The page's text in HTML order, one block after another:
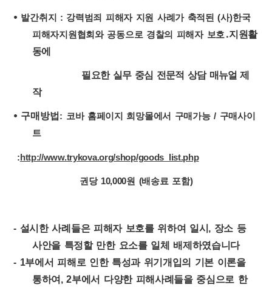
⦁ 발간취지 : 강력범죄 피해자 지원 사례가 축적된(사)한국
피해자지원협회와 공동으로 경찰의 피해자 보호․지원활
동에
필요한 실무 중심 전문적 상담 매뉴얼 제
작
⦁ 구매방법 : 코바 홈페이지 희망몰에서 구매가능 / 구매사이
트
:http://www.trykova.org/shop/goods_list.php
권당 10,000원 (배송료 포함)
- 설시한 사례들은 피해자 보호를 위하여 일시, 장소 등
사안을 특정할 만한 요소를 일체 배제하였습니다
- 1부에서 피해로 인한 특성과 위기개입의 기본 이론을
통하여, 2부에서 다양한 피해사례들을 중심으로 한